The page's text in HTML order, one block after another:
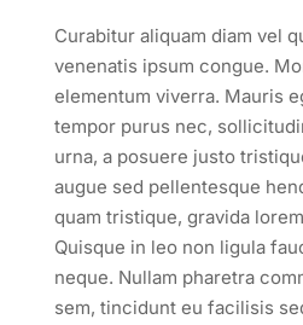
Curabitur aliquam diam vel
venenatis ipsum congue.
elementum viverra. Mauris
tempor purus nec,
urna, a posuere justo
augue sed pellentesque
quam tristique, gravida
Quisque in leo non ligula
neque. Nullam pharetra
sem, tincidunt eu facilisis